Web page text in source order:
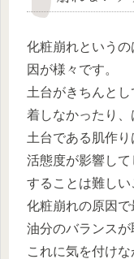
化粧崩れという
因が様々です。
土台がきちんと
着しなかったり、
土台である肌作
活態度が影響し
することは難しい
化粧崩れの原因
油分のバランスが
これに気を付け